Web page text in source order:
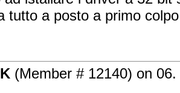
tutto a posto a primo
(Member # 12140) on